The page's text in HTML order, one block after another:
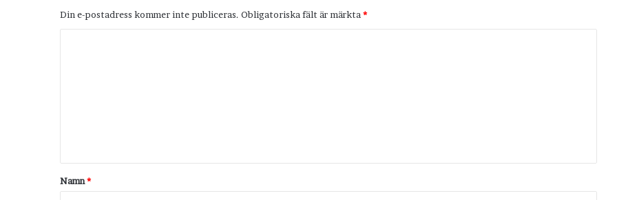
Din e-postadress kommer inte publiceras. Obligatoriska fält är märkta *
t
a
Namn*